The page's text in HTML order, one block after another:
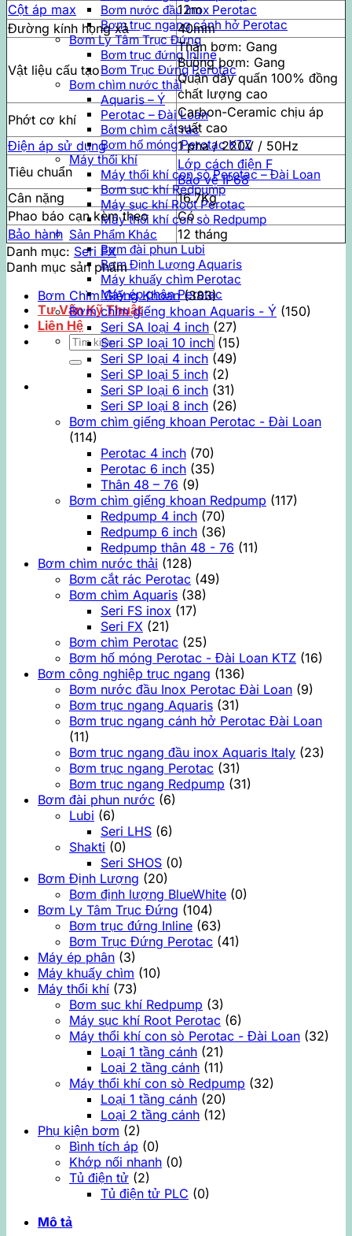
Bơm nước đầu Inox Perotac
Bơm trục ngang cánh hở Perotac
Bơm Ly Tâm Trục Đứng
Bơm trục đứng Inline
Bơm Trục Đứng Perotac
Bơm chìm nước thải
Aquaris – Ý
Perotac – Đài Loan
Bơm chìm cắt rác
Bơm hố móng Perotac KTZ
Máy thổi khí
Máy thổi khí con sò Perotac – Đài Loan
Bơm sục khí Redpump
Máy sục khí Root Perotac
Máy thổi khí con sò Redpump
Sản Phẩm Khác
Bơm đài phun Lubi
Bơm Định Lượng Aquaris
Máy khuấy chìm Perotac
Máy ép phân Perotac
Tư Vấn Kỹ Thuật
Liên Hệ
Tìm
kiếm:
Cột áp max
12m
Đường kính họng xả
40mm
Vật liệu cấu tạo
Thân bơm: Gang
Buồng bơm: Gang
Quận dây quấn 100% đồng
chất lượng cao
Phớt cơ khí
Carbon-Ceramic chịu áp
suất cao
Điện áp sử dụng
1 pha / 220V / 50Hz
Tiêu chuẩn
Lớp cách điện F
Bảo vệ IP68
Cân nặng
16.7Kg
Phao báo cạn kèm theo
Có
Bảo hành
12 tháng
Danh mục: Seri FX
Danh mục sản phẩm
Bơm Chìm Giếng Khoan (383)
Bơm chìm giếng khoan Aquaris - Ý (150)
Seri SA loại 4 inch (27)
Seri SP loại 10 inch (15)
Seri SP loại 4 inch (49)
Seri SP loại 5 inch (2)
Seri SP loại 6 inch (31)
Seri SP loại 8 inch (26)
Bơm chìm giếng khoan Perotac - Đài Loan
(114)
Perotac 4 inch (70)
Perotac 6 inch (35)
Thân 48 – 76 (9)
Bơm chìm giếng khoan Redpump (117)
Redpump 4 inch (70)
Redpump 6 inch (36)
Redpump thân 48 - 76 (11)
Bơm chìm nước thải (128)
Bơm cắt rác Perotac (49)
Bơm chìm Aquaris (38)
Seri FS inox (17)
Seri FX (21)
Bơm chìm Perotac (25)
Bơm hố móng Perotac - Đài Loan KTZ (16)
Bơm công nghiệp trục ngang (136)
Bơm nước đầu Inox Perotac Đài Loan (9)
Bơm trục ngang Aquaris (31)
Bơm trục ngang cánh hở Perotac Đài Loan
(11)
Bơm trục ngang đầu inox Aquaris Italy (23)
Bơm trục ngang Perotac (31)
Bơm trục ngang Redpump (31)
Bơm đài phun nước (6)
Lubi (6)
Seri LHS (6)
Shakti (0)
Seri SHOS (0)
Bơm Định Lượng (20)
Bơm định lượng BlueWhite (0)
Bơm Ly Tâm Trục Đứng (104)
Bơm trục đứng Inline (63)
Bơm Trục Đứng Perotac (41)
Máy ép phân (3)
Máy khuấy chìm (10)
Máy thổi khí (73)
Bơm sục khí Redpump (3)
Máy sục khí Root Perotac (6)
Máy thổi khí con sò Perotac - Đài Loan (32)
Loại 1 tầng cánh (21)
Loại 2 tầng cánh (11)
Máy thổi khí con sò Redpump (32)
Loại 1 tầng cánh (20)
Loại 2 tầng cánh (12)
Phụ kiện bơm (2)
Bình tích áp (0)
Khớp nối nhanh (0)
Tủ điện tử (2)
Tủ điện tử PLC (0)
Mô tả